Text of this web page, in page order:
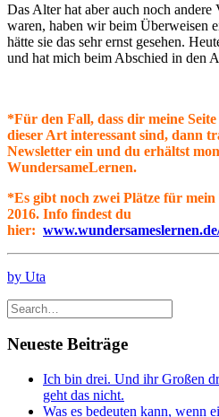
Das Alter hat aber auch noch
waren, haben wir beim Überweisen
hätte sie das sehr ernst gesehen.
und hat mich beim Abschied in den
*Für den Fall, dass dir meine
dieser Art interessant sind, dann
Newsletter ein und du erhältst
WundersameLernen.
*Es gibt noch zwei Plätze für mein
2016. Info findest du
hier:
by Uta
Neueste Beiträge
Ich bin drei. Und ihr Großen
geht das nicht.
Was es bedeuten kann, wenn